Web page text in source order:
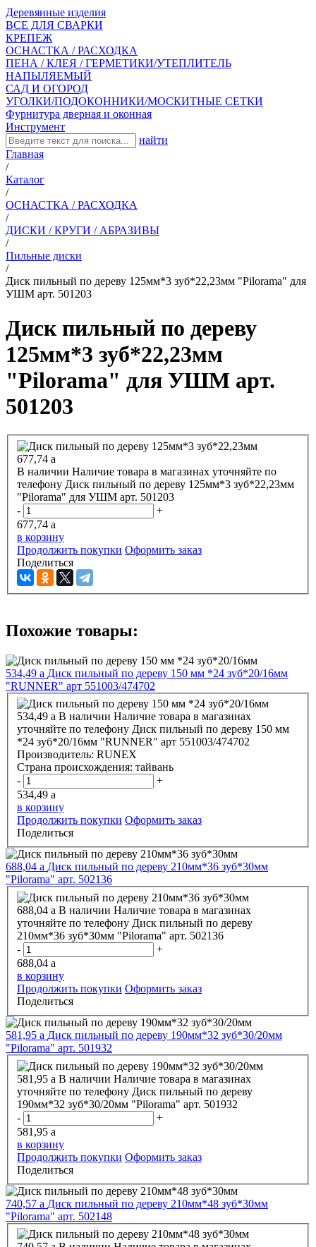
Деревянные изделия
ВСЕ ДЛЯ СВАРКИ
КРЕПЕЖ
ОСНАСТКА / РАСХОДКА
ПЕНА / КЛЕЯ / ГЕРМЕТИКИ/УТЕПЛИТЕЛЬ
НАПЫЛЯЕМЫЙ
САД И ОГОРОД
УГОЛКИ/ПОДОКОННИКИ/МОСКИТНЫЕ СЕТКИ
Фурнитура дверная и оконная
Инструмент
найти
Главная
/
Каталог
/
ОСНАСТКА / РАСХОДКА
/
ДИСКИ / КРУГИ / АБРАЗИВЫ
/
Пильные диски
/
Диск пильный по дереву 125мм*3 зуб*22,23мм "Pilorama" для
УШМ арт. 501203
Диск пильный по дереву
125мм*3 зуб*22,23мм
"Pilorama" для УШМ арт.
501203
677,74 a
В наличии Наличие товара в магазинах уточняйте по
телефону Диск пильный по дереву 125мм*3 зуб*22,23мм
"Pilorama" для УШМ арт. 501203
-
+
677,74 a
в корзину
Продолжить покупки Оформить заказ
Поделиться
Похожие товары:
534,49 a Диск пильный по дереву 150 мм *24 зуб*20/16мм
"RUNNER" арт 551003/474702
534,49 a В наличии Наличие товара в магазинах
уточняйте по телефону Диск пильный по дереву 150 мм
*24 зуб*20/16мм "RUNNER" арт 551003/474702
Производитель: RUNEX
Страна происхождения: тайвань
-
+
534,49 a
в корзину
Продолжить покупки Оформить заказ
Поделиться
688,04 a Диск пильный по дереву 210мм*36 зуб*30мм
"Pilorama" арт. 502136
688,04 a В наличии Наличие товара в магазинах
уточняйте по телефону Диск пильный по дереву
210мм*36 зуб*30мм "Pilorama" арт. 502136
-
+
688,04 a
в корзину
Продолжить покупки Оформить заказ
Поделиться
581,95 a Диск пильный по дереву 190мм*32 зуб*30/20мм
"Pilorama" арт. 501932
581,95 a В наличии Наличие товара в магазинах
уточняйте по телефону Диск пильный по дереву
190мм*32 зуб*30/20мм "Pilorama" арт. 501932
-
+
581,95 a
в корзину
Продолжить покупки Оформить заказ
Поделиться
740,57 a Диск пильный по дереву 210мм*48 зуб*30мм
"Pilorama" арт. 502148